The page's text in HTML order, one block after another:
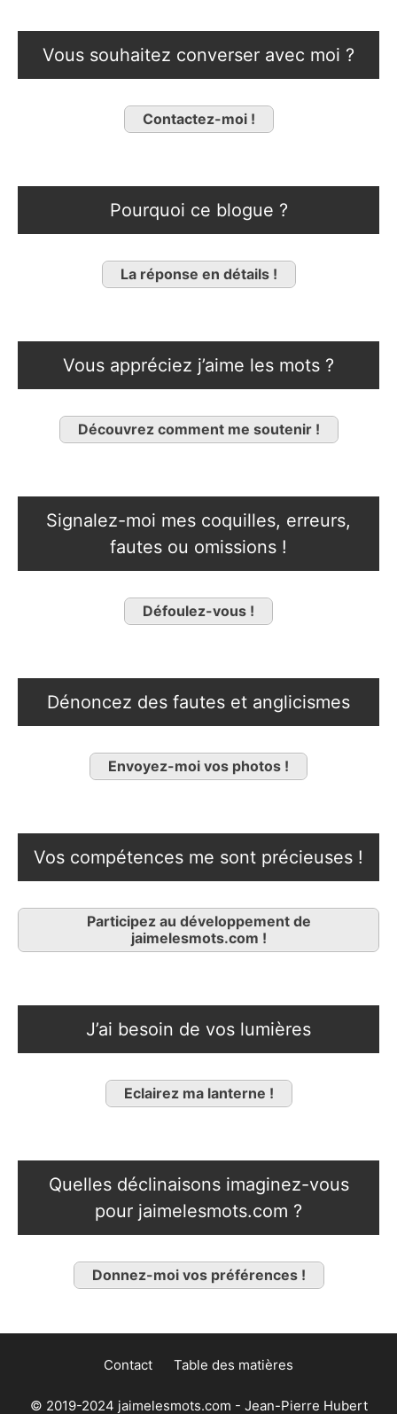
Vous souhaitez converser avec moi ?
Contactez-moi !
Pourquoi ce blogue ?
La réponse en détails !
Vous appréciez j’aime les mots ?
Découvrez comment me soutenir !
Signalez-moi mes coquilles, erreurs,
fautes ou omissions !
Défoulez-vous !
Dénoncez des fautes et anglicismes
Envoyez-moi vos photos !
Vos compétences me sont précieuses !
Participez au développement de
jaimelesmots.com !
J’ai besoin de vos lumières
Eclairez ma lanterne !
Quelles déclinaisons imaginez-vous
pour jaimelesmots.com ?
Donnez-moi vos préférences !
Contact Table des matières
© 2019-2024 jaimelesmots.com - Jean-Pierre Hubert